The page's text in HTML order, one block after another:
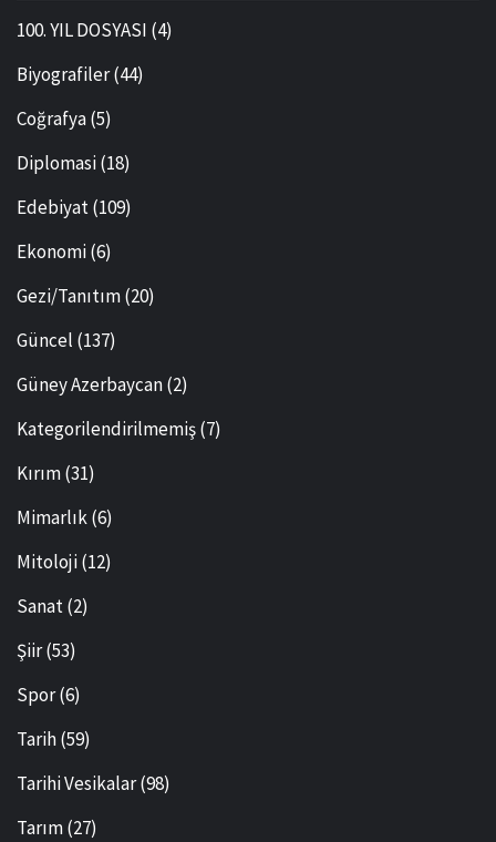
100. YIL DOSYASI (4)
Biyografiler(44)
Coğrafya(5)
Diplomasi(18)
Edebiyat(109)
Ekonomi(6)
Gezi/Tanıtım(20)
Güncel (137)
Güney Azerbaycan(2)
Kategorilendirilmemiş(7)
Kırım(31)
Mimarlık(6)
Mitoloji(12)
Sanat(2)
Şiir(53)
Spor(6)
Tarih(59)
Tarihi Vesikalar(98)
Tarım(27)